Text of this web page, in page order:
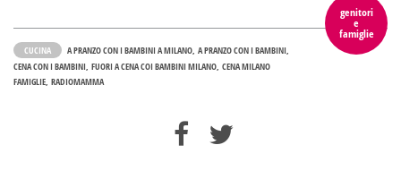
genitori
e
famiglie
CUCINA A PRANZO CON I BAMBINI A MILANO A PRANZO CON I BAMBINI
CENA CON I BAMBINI FUORI A CENA COI BAMBINI MILANO CENA MILANO
FAMIGLIE RADIOMAMMA